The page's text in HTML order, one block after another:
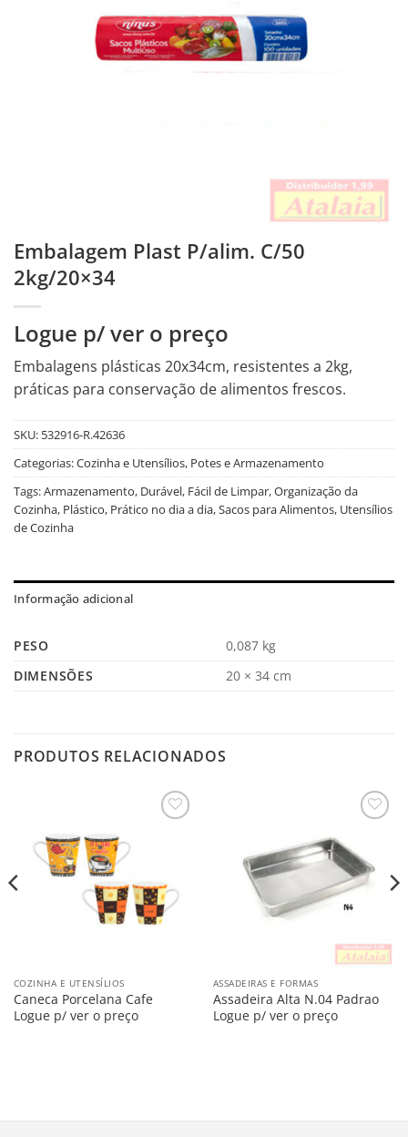
Embalagem Plast P/alim. C/50
2kg/20×34
Logue p/ ver o preço
Embalagens plásticas 20x34cm, resistentes a 2kg,
práticas para conservação de alimentos frescos.
SKU: 532916-R.42636
Categorias:Cozinha e Utensílios, Potes e Armazenamento
Tags:Armazenamento, Durável, Fácil de Limpar,Organização da
Cozinha, Plástico, Prático no dia a dia,Sacos para Alimentos, Utensílios
de Cozinha
Informação adicional
PESO
0,087 kg
DIMENSÕES
20 × 34 cm
PRODUTOS RELACIONADOS
COZINHA E UTENSÍLIOS
Caneca Porcelana Cafe
Logue p/ ver o preço
Lista
ASSADEIRAS E FORMAS
Assadeira Alta N.04 Padrao
Logue p/ ver o preço